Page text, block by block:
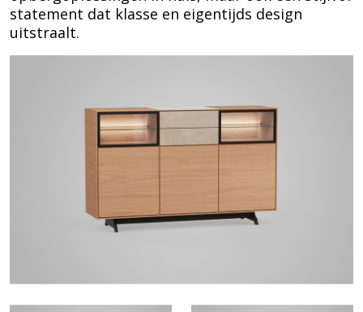
statement dat klasse en eigentijds design
uitstraalt.